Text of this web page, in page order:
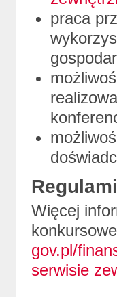
praca
Więcej
gov.pl/
serwisie